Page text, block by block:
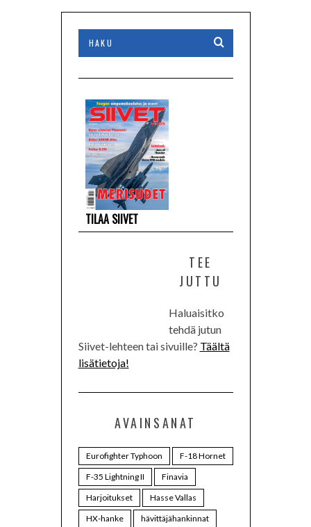
TILAA SIIVET
TEE
JUTTU
Haluaisitko
tehdä jutun
Siivet-lehteen tai sivuille? Täältä
lisätietoja!
AVAINSANAT
Eurofighter Typhoon
F-18 Hornet
F-35 Lightning II
Finavia
Harjoitukset
Hasse Vallas
HX-hanke
hävittäjähankinnat